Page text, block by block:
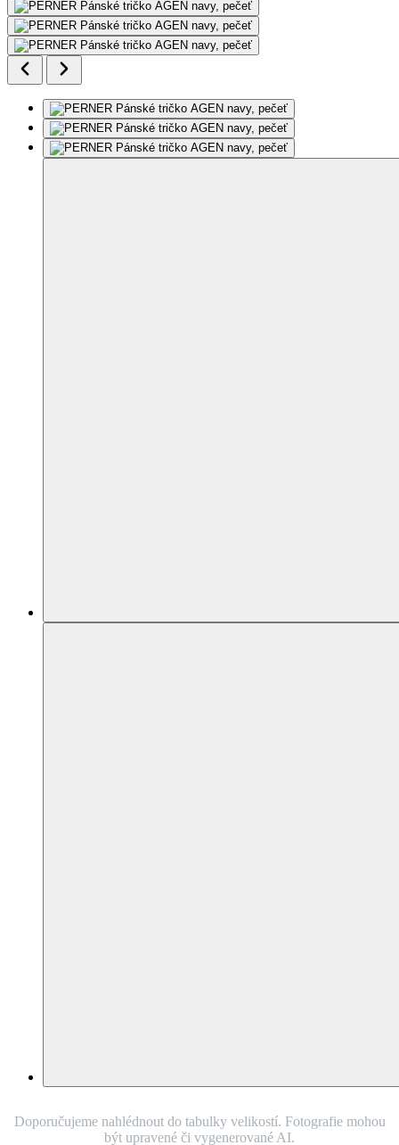
Doporučujeme nahlédnout do tabulky velikostí. Fotografie mohou
být upravené či vygenerované AI.